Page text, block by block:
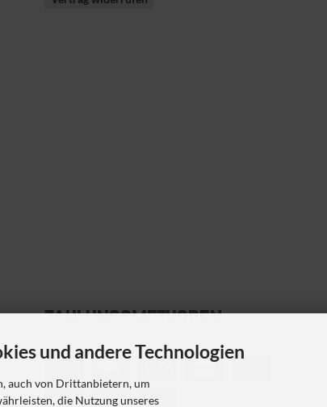
ZAHLUNGS­METHODEN
und andere Technologien
auch von Drittanbietern, um
die Nutzung unseres